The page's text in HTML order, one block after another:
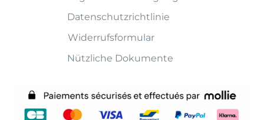
Datenschutzrichtlinie
Widerrufsformular
Nützliche Dokumente